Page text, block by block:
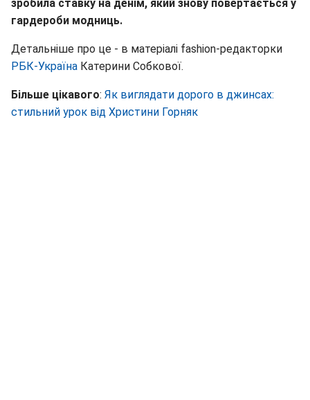
зробила ставку на денім, який знову повертається у
гардероби модниць.
Детальніше про це - в матеріалі fashion-редакторки
РБК-Україна Катерини Собкової.
Більше цікавого: Як виглядати дорого в джинсах:
стильний урок від Христини Горняк